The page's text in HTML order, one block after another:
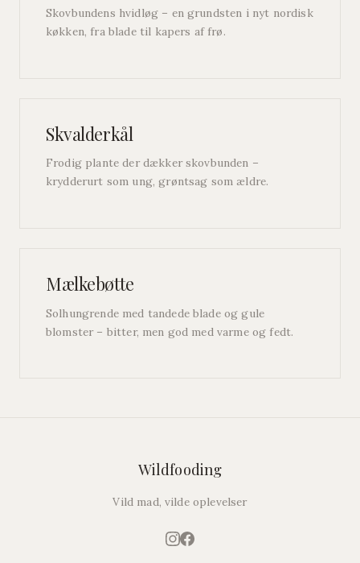
Skovbundens hvidløg – en grundsten i nyt nordisk
køkken, fra blade til kapers af frø.
Skvalderkål
Frodig plante der dækker skovbunden –
krydderurt som ung, grøntsag som ældre.
Mælkebøtte
Solhungrende med tandede blade og gule
blomster – bitter, men god med varme og fedt.
Wildfooding
Vild mad, vilde oplevelser